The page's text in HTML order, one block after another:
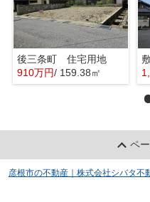
後三条町 住宅用地
910万円/ 159.38㎡
ペ
彦根市の不動産｜株式会社シバタ不